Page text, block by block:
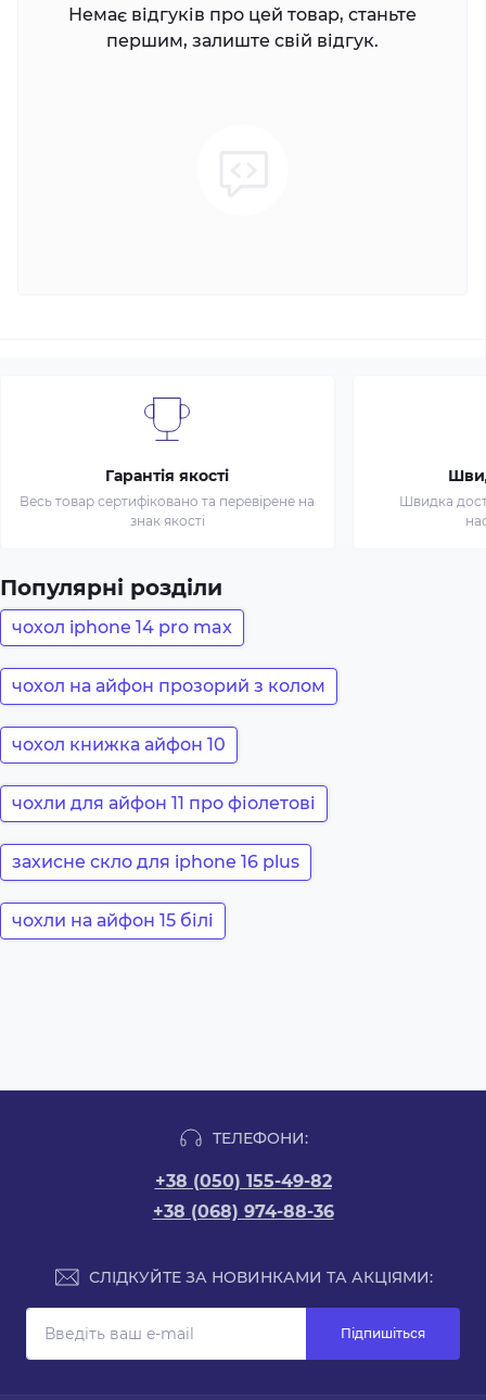
Немає відгуків про цей товар, станьте
першим, залиште свій відгук.
Гарантія якості
Весь товар сертифіковано та перевірене на
знак якості
Швидка
Популярні розділи
чохол iphone 14 pro max
чохол на айфон прозорий з колом
чохол книжка айфон 10
чохли для айфон 11 про фіолетові
захисне скло для iphone 16 plus
чохли на айфон 15 білі
ТЕЛЕФОНИ:
+38 (050) 155-49-82
+38 (068) 974-88-36
СЛІДКУЙТЕ ЗА НОВИНКАМИ ТА АКЦІЯМИ:
Підпишіться